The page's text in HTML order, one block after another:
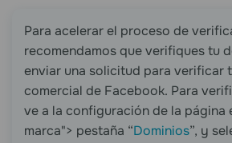
Para acelerar el proceso de
recomendamos que verifiques tu
enviar una solicitud para verificar
comercial de Facebook. Para
ve a la configuración de la página
marca"> pestaña “Dominios”, y